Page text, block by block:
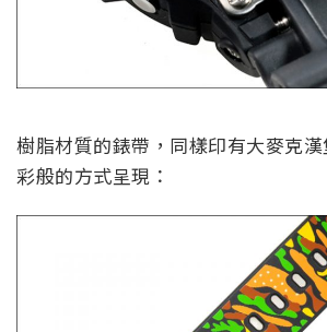
樹脂材質的錶帶，同樣印有大麥克
彩般的方式呈現：